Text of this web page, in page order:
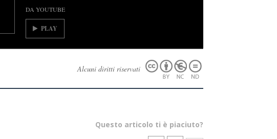
DA YOUTUBE
PLAY
Alcuni diritti riservati
Questo articolo ti è piaciuto?